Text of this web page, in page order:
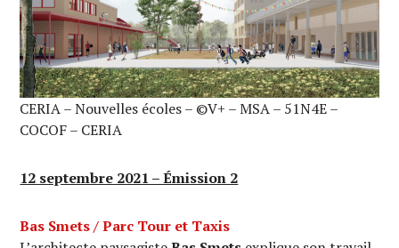
CERIA – Nouvelles écoles – ©V+ – MSA – 51N4E –
COCOF – CERIA
12 septembre 2021 – Émission 2
Bas Smets / Parc Tour et Taxis